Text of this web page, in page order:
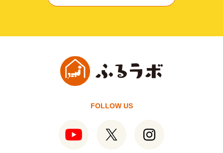
FOLLOW US